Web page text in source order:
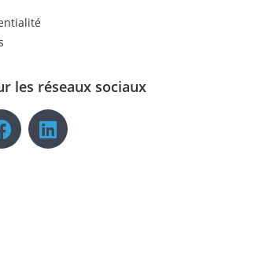
les réseaux sociaux